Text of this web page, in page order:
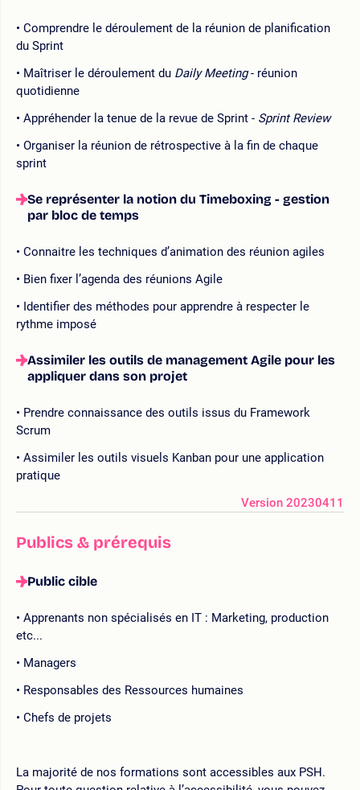
Comprendre le déroulement de la réunion de planification
du Sprint
Maîtriser le déroulement du Daily Meeting- réunion
quotidienne
Appréhender la tenue de la revue de Sprint - Sprint Review
Organiser la réunion de rétrospective à la fin de chaque
sprint
Se représenter la notion du Timeboxing - gestion
par bloc de temps
Connaitre les techniques d’animation des réunion agiles
Bien fixer l’agenda des réunions Agile
Identifier des méthodes pour apprendre à respecter le
rythme imposé
Assimiler les outils de management Agile pour les
appliquer dans son projet
Prendre connaissance des outils issus du Framework
Scrum
Assimiler les outils visuels Kanban pour une application
pratique
Version 20230411
Publics & prérequis
Public cible
Apprenants non spécialisés en IT : Marketing, production
etc...
Managers
Responsables des Ressources humaines
Chefs de projets
La majorité de nos formations sont accessibles aux PSH.